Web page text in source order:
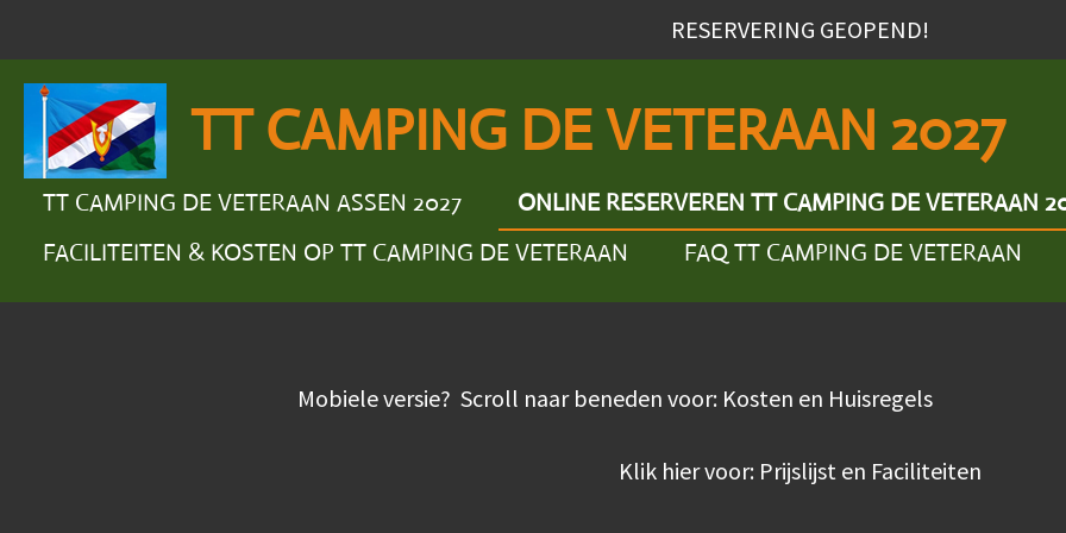
direct
naar
hoofdinhoud
RESERVERING GEOPEND!
TT CAMPING DE VETERAAN 2027
TT CAMPING DE VETERAAN ASSEN 2027
ONLINE RESERVEREN TT CAMPING DE VETERAAN
FACILITEITEN & KOSTEN OP TT CAMPING DE VETERAAN
FAQ TT CAMPING DE VETERAAN
Mobiele versie? Scroll naar beneden voor: Kosten en Huisregels
Klik hier voor: Prijslijst en Faciliteiten